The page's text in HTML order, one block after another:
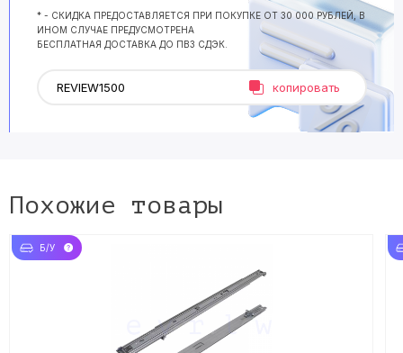
* - СКИДКА ПРЕДОСТАВЛЯЕТСЯ ПРИ ПОКУПКЕ ОТ 30 000 РУБЛЕЙ, В
ИНОМ СЛУЧАЕ ПРЕДУСМОТРЕНА
БЕСПЛАТНАЯ ДОСТАВКА ДО ПВЗ СДЭК.
копировать
Похожие товары
Б/У